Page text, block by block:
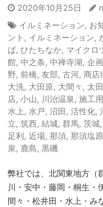
2020年10月25日
イルミネーション, お
ント , イルミネーション,
ば, ひたちなか, マイクロ
館, 中之条, 中禅寺湖, 企画
野, 前橋, 友部, 古河, 商店
大洗, 大田原, 大間々 , 太田
店, 小山, 川治温泉, 施工用
水上, 水戸, 沼田, 活性化,
立, 筑西, 結城, 群馬, 茨城,
足利, 近場, 那須, 那須塩原
泉, 鹿島, 黒磯
弊社では、北関東地方（
川・安中・藤岡・桐生・
間々・松井田・水上・み